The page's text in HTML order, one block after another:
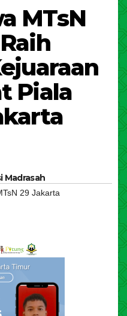
MTsN
Piala
Madrasah
29 Jakarta